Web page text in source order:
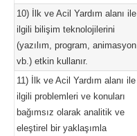
10) İlk ve Acil Yardım alanı ile
ilgili bilişim teknolojilerini
(yazılım, program, animasyon
vb.) etkin kullanır.
11) İlk ve Acil Yardım alanı ile
ilgili problemleri ve konuları
bağımsız olarak analitik ve
eleştirel bir yaklaşımla